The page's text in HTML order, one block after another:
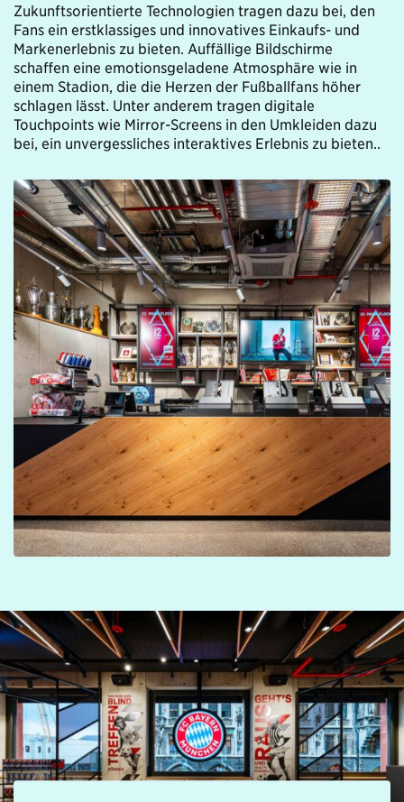
Zukunftsorientierte Technologien tragen dazu bei, den
Fans ein erstklassiges und innovatives Einkaufs- und
Markenerlebnis zu bieten. Auffällige Bildschirme
schaffen eine emotionsgeladene Atmosphäre wie in
einem Stadion, die die Herzen der Fußballfans höher
schlagen lässt. Unter anderem tragen digitale
Touchpoints wie Mirror-Screens in den Umkleiden dazu
bei, ein unvergessliches interaktives Erlebnis zu bieten..